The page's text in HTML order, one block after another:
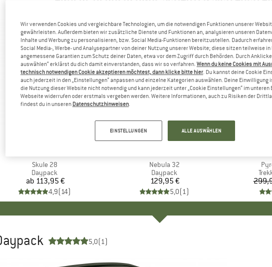
Artikel
Skule 28
Produktgruppe
Daypack
Preis
ab 113,95 €
4,9(14)
Artikel
Nebula 32
Produktgruppe
Daypack
Preis
129,95 €
5,0(1)
5,0(1)
Wir verwenden Cookies und vergleichbare Technologien, um die notwendigen Funktionen unserer
gewährleisten. Außerdem bieten wir zusätzliche Dienste und Funktionen an, analysieren unseren
Inhalte und Werbung zu personalisieren, bzw. Social Media-Funktionen bereitzustellen. Dadurch
Social Media-, Werbe- und Analysepartner von deiner Nutzung unserer Website; diese sitzen teilweise
angemessene Garantien zum Schutz deiner Daten, etwa vor dem Zugriff durch Behörden. Durch
auswählen“ erklärst du dich damit einverstanden, dass wir so verfahren. Wenn du keine Cookies mit
technisch notwendigen Cookie akzeptieren möchtest, dann klicke bitte hier. Du kannst deine Cookie
auch jederzeit in den „Einstellungen“ anpassen und einzelne Kategorien auswählen. Deine
die Nutzung dieser Website nicht notwendig und kann jederzeit unter „Cookie Einstellungen“ im unteren
Webseite widerrufen oder erstmals vergeben werden. Weitere Informationen, auch zu Risiken der
findest du in unseren Datenschutzhinweisen.
EINSTELLUNGEN ALLE AUSWÄHLEN